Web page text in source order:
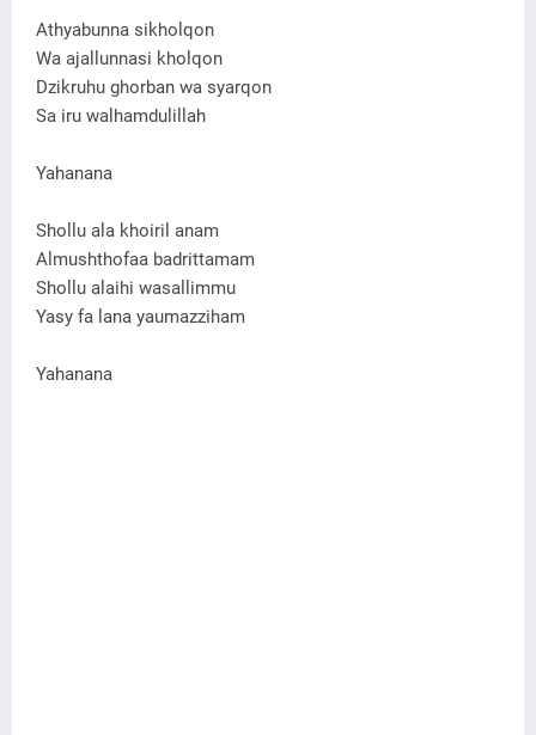
Athyabunna sikholqon
Wa ajallunnasi kholqon
Dzikruhu ghorban wa syarqon
Sa iru walhamdulillah
Yahanana
Shollu ala khoiril anam
Almushthofaa badrittamam
Shollu alaihi wasallimmu
Yasy fa lana yaumazziham
Yahanana